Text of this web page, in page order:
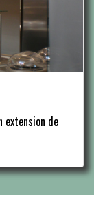
extension de